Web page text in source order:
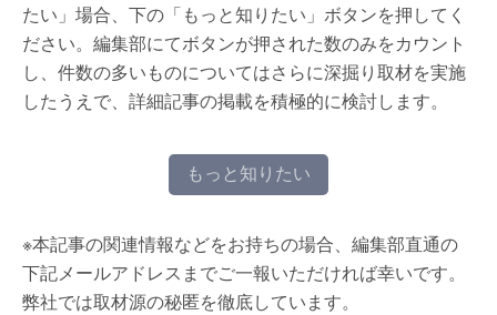
たい」場合、下の「もっと知りたい」ボタンを押してく
ださい。編集部にてボタンが押された数のみをカウント
し、件数の多いものについてはさらに深掘り取材を実施
したうえで、詳細記事の掲載を積極的に検討します。
もっと知りたい
※本記事の関連情報などをお持ちの場合、編集部直通の
下記メールアドレスまでご一報いただければ幸いです。
弊社では取材源の秘匿を徹底しています。